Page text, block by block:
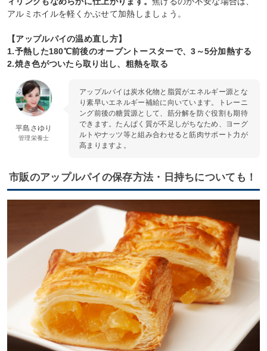
アルミホイルを軽くかぶせて加熱しましょう。
【アップルパイの温め直し方】
1.予熱した180℃前後のオーブントースターで、3～5分加熱する
2.焼き色がついたら取り出し、粗熱を取る
平島さゆり
管理栄養士
アップルパイは炭水化物と脂質がエネルギー源とな
り素早いエネルギー補給に向いています。トレーニ
ング前後の糖質源として、筋分解を防ぐ役割も期待
できます。たんぱく質が不足しがちなため、ヨーグ
ルトやナッツ等と組み合わせると筋肉サポート力が
高まりますよ。
市販のアップルパイの保存方法・日持ちについても！